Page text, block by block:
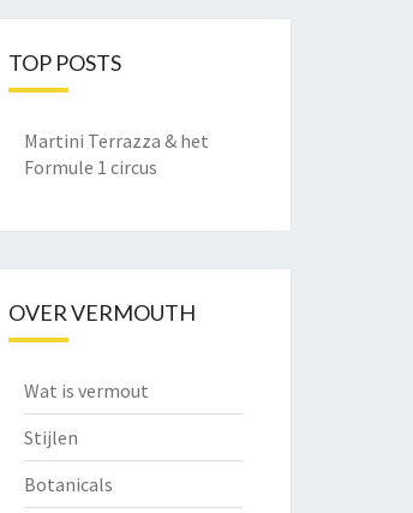
TOP POSTS
Martini Terrazza & het
Formule 1 circus
OVER VERMOUTH
Wat is vermout
Stijlen
Botanicals